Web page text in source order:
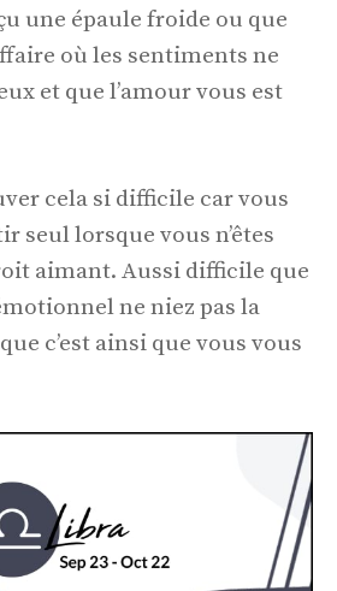
une épaule froide ou que
où les sentiments ne
et que l’amour vous est
cela si difficile car vous
seul lorsque vous n’êtes
aimant. Aussi difficile que
ne niez pas la
c’est ainsi que vous vous